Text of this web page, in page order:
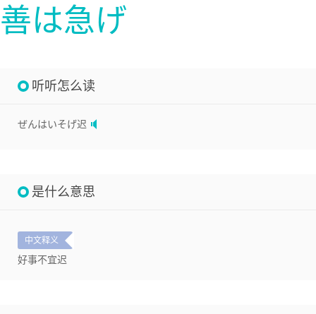
善は急げ
听听怎么读
ぜんはいそげ迟
是什么意思
中文释义
好事不宜迟